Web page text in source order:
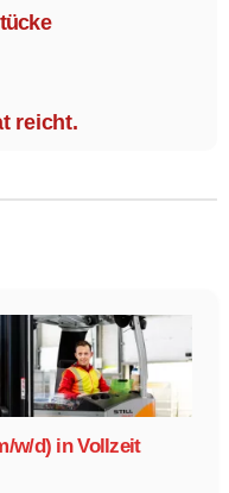
reicht.
w/d) in Vollzeit